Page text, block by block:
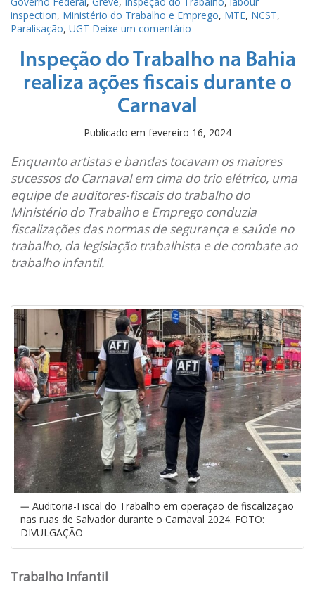
inspection, Ministério do Trabalho e Emprego, MTE, NCST,
Paralisação, UGT Deixe um comentário
Inspeção do Trabalho na Bahia
realiza ações fiscais durante o
Carnaval
Publicado em fevereiro 16, 2024
Enquanto artistas e bandas tocavam os maiores
sucessos do Carnaval em cima do trio elétrico, uma
equipe de auditores-fiscais do trabalho do
Ministério do Trabalho e Emprego conduzia
fiscalizações das normas de segurança e saúde no
trabalho, da legislação trabalhista e de combate ao
trabalho infantil.
Auditoria-Fiscal do Trabalho em operação de fiscalização
nas ruas de Salvador durante o Carnaval 2024. FOTO:
DIVULGAÇÃO
Trabalho Infantil